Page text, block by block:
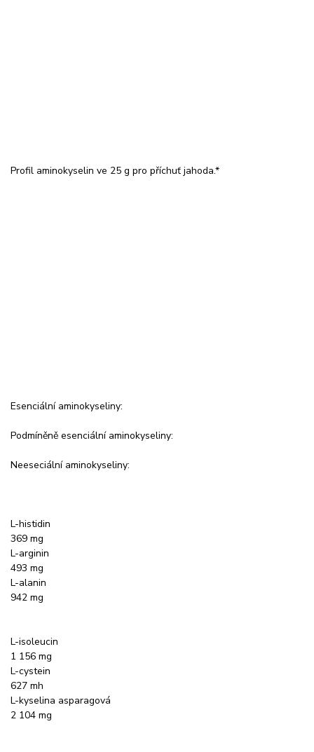
Profil aminokyselin ve 25 g pro příchuť jahoda.*
Esenciální aminokyseliny:
Podmíněně esenciální aminokyseliny:
Neeseciální aminokyseliny:
L-histidin
369 mg
L-arginin
493 mg
L-alanin
942 mg
L-isoleucin
1 156 mg
L-cystein
627 mh
L-kyselina asparagová
2 104 mg